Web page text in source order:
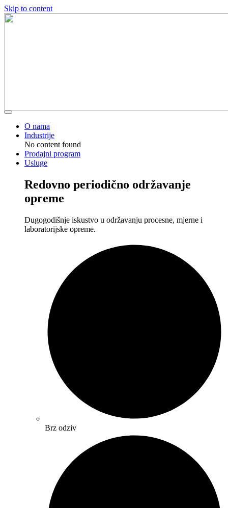
Skip to content
O nama
Industrije
No content found
Prodajni program
Usluge
Redovno periodično održavanje
opreme
Dugogodišnje iskustvo u održavanju procesne, mjerne i
laboratorijske opreme.
Brz odziv